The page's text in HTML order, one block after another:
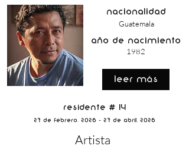
nacionalidad
Guatemala
año de nacimiento
1982
Leer Más
Residente # 14
27 de Febrero, 2026 - 27 de Abril, 2026
Artista